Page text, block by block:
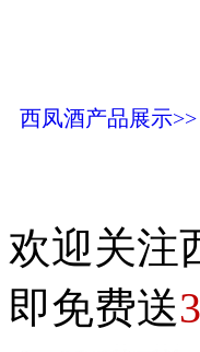
西凤酒产品展示>>
欢迎关注
即免费送